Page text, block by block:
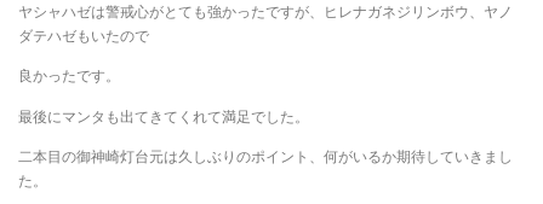
ヤシャハゼは警戒心がとても強かったですが、ヒレナガネジリンボウ、ヤノ
ダテハゼもいたので
良かったです。
最後にマンタも出てきてくれて満足でした。
二本目の御神崎灯台元は久しぶりのポイント、何がいるか期待していきまし
た。